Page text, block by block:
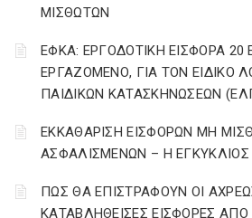
ΜΙΣΘΩΤΩΝ
ΕΦΚΑ: ΕΡΓΟΔΟΤΙΚΗ ΕΙΣΦΟΡΑ 20
ΕΡΓΑΖΟΜΕΝΟ, ΓΙΑ ΤΟΝ ΕΙΔΙΚΟ
ΠΑΙΔΙΚΩΝ ΚΑΤΑΣΚΗΝΩΣΕΩΝ
ΕΚΚΑΘΑΡΙΣΗ ΕΙΣΦΟΡΩΝ ΜΗ
ΑΣΦΑΛΙΣΜΕΝΩΝ – Η
ΠΩΣ ΘΑ ΕΠΙΣΤΡΑΦΟΥΝ ΟΙ
ΚΑΤΑΒΛΗΘΕΙΣΕΣ ΕΙΣΦΟΡΕΣ